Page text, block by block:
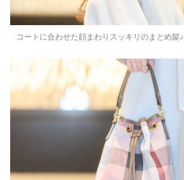
コートに合わせた顔まわりスッキリのまとめ髪♪